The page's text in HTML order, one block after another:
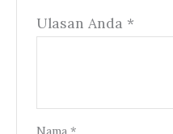
Ulasan Anda *